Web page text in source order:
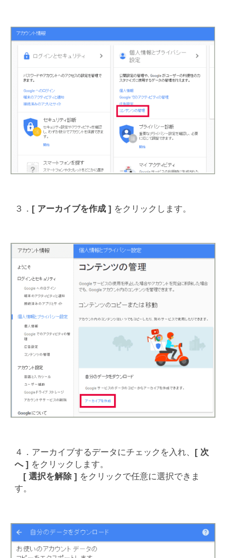
３． [ アーカイブを作成 ] をクリックします。
４．アーカイブするデータにチェックを入れ、 [ 次
へ ] をクリックします。
[ 選択を解除 ] をクリックで任意に選択できま
す。